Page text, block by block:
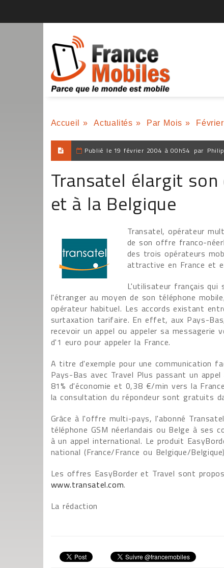
Accueil » Actualités » Par Mois »
Publié le 19 février 2004 à 00h54 par
Transatel élargit
et à la Belgique
Transatel, opérateur
de son offre franco-
des trois opérateurs
attractive en France et
L'utilisateur français qui
l'étranger au moyen de son téléphone
opérateur habituel. Les accords existant
surtaxation tarifaire. En effet, aux Pays-
recevoir un appel ou appeler sa messagerie
d'1 euro pour appeler la France.
A titre d'exemple pour une communication
Pays-Bas avec Travel Plus passant un
81% d'économie et 0,38 €/min vers la
la consultation du répondeur sont gratuits
Grâce à l'offre multi-pays, l'abonné
téléphone GSM néerlandais ou Belge à ses
à un appel international. Le produit
national (France/France ou Belgique/
Les offres EasyBorder et Travel sont
www.transatel.com.
La rédaction